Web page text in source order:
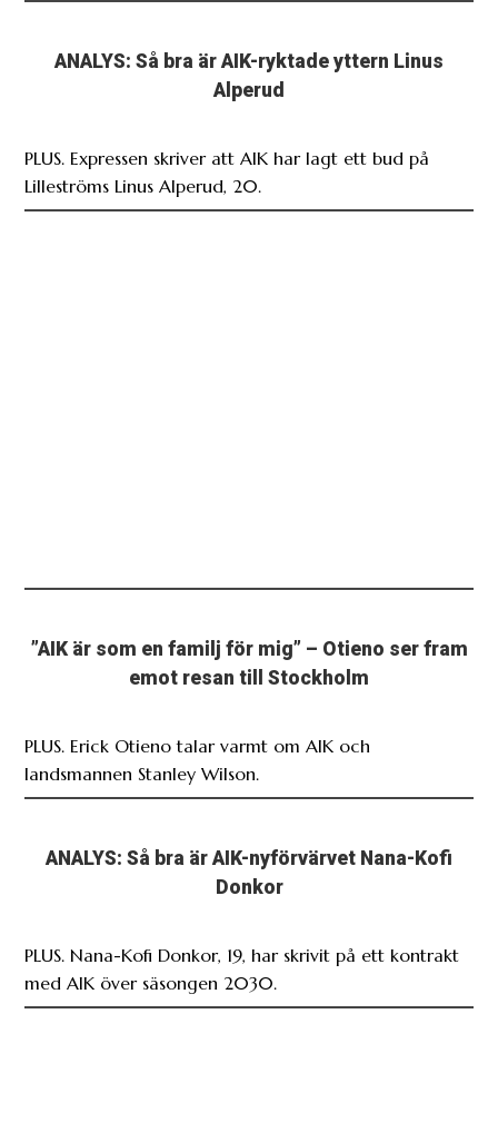
ANALYS: Så bra är AIK-ryktade yttern Linus
Alperud
PLUS. Expressen skriver att AIK har lagt ett bud på
Lilleströms Linus Alperud, 20.
”AIK är som en familj för mig” – Otieno ser fram
emot resan till Stockholm
PLUS. Erick Otieno talar varmt om AIK och
landsmannen Stanley Wilson.
ANALYS: Så bra är AIK-nyförvärvet Nana-Kofi
Donkor
PLUS. Nana-Kofi Donkor, 19, har skrivit på ett kontrakt
med AIK över säsongen 2030.